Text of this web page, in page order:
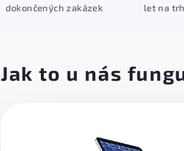
dokončených zakázek let na
Jak to u nás